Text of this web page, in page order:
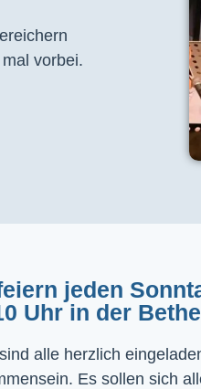
vorbei.
jeden
Uhr in der
alle herzlich
Es sollen sich